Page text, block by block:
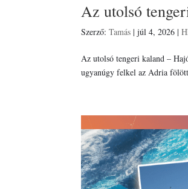
Az utolsó
Szerző:Tamás |júl 4, 2026 |
Az utolsó tengeri kaland –
ugyanúgy felkel az Adria